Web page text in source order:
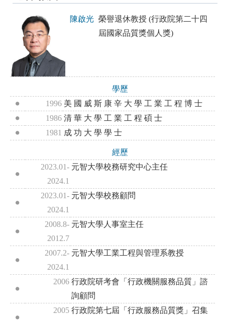
陳啟光 榮譽退休教授 (行政院第二十四
屆國家品質獎個人獎)
學歷
1996 美 國 威 斯 康 辛 大 學 工 業 工 程 博 士
1986 清 華 大 學 工 業 工 程 碩 士
1981 成 功 大 學 學 士
經歷
2023.01-
2024.1
元智大學校務研究中心主任
2023.01-
2024.1
元智大學校務顧問
2008.8-
2012.7
元智大學人事室主任
2007.2-
2024.1
元智大學工業工程與管理系教授
2006 行政院研考會「行政機關服務品質」諮
詢顧問
2005 行政院第七屆「行政服務品質獎」召集